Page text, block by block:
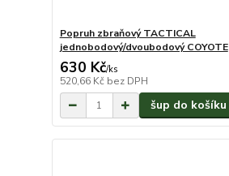
Popruh zbraňový TACTICAL
jednobodový/dvoubodový COYOTE
630 Kč/ks
520,66 Kč bez DPH
šup do košíku